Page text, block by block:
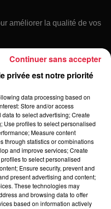
améliorer la qualité de vos
l’eau brune sort des
privée est notre priorité
data processing based on
Store and/or access
to select advertising; Create
Use profiles to select personalised
Measure content
through statistics or combinations
and improve services; Create
to select personalised
Ensure security, prevent and
present advertising and content;
These technologies may
and browsing data to offer
based on information actively
Continuer sans accepter